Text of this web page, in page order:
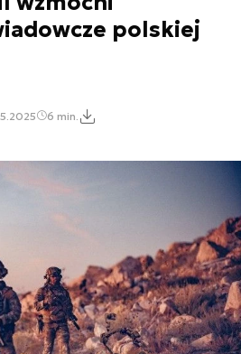
polskiej
6 min.